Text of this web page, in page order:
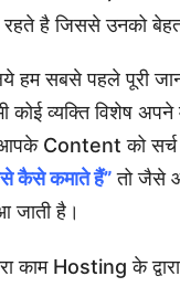
है जिससे उनको
हम सबसे पहले पूरी
कोई व्यक्ति विशेष
आपके Content को
कैसे कमाते हैं” तो जैसे
जाती है।
काम Hosting के